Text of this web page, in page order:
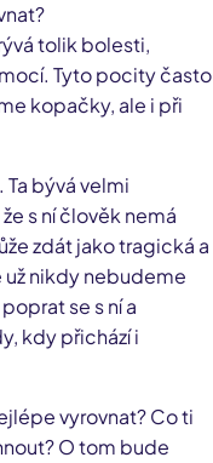
tolik bolesti,
Tyto pocity často
kopačky, ale i při
bývá velmi
s ní člověk nemá
zdát jako tragická a
už nikdy nebudeme
se s ní a
kdy přichází i
vyrovnat? Co ti
O tom bude